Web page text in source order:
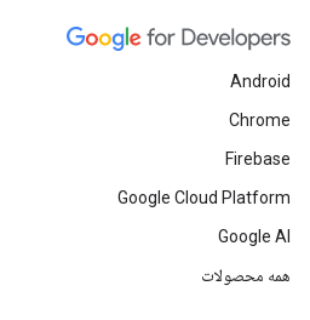
Android
Chrome
Firebase
Google Cloud Platform
Google AI
همه محصولات